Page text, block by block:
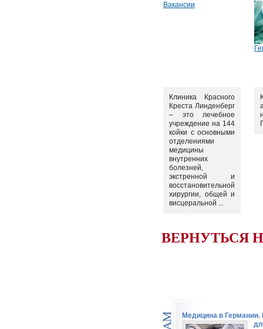
Вакансии
Клиника Красного
Креста Линденберг
– это лечебное
учреждение на 144
койки с основными
отделениями
медицины
внутренних
болезней,
экстренной и
восстановительной
хирургии, общей и
висцеральной ...
ВЕРНУТЬСЯ
Медицина в